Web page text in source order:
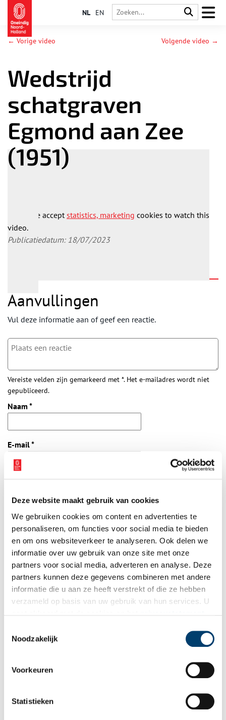
Deze website maakt gebruik van cookies
We gebruiken cookies om content en advertenties te
personaliseren, om functies voor social media te bieden
en om ons websiteverkeer te analyseren. Ook delen we
informatie over uw gebruik van onze site met onze
partners voor social media, adverteren en analyse. Deze
partners kunnen deze gegevens combineren met andere
informatie die u aan ze heeft verstrekt of die ze hebben
verzameld op basis van uw gebruik van hun services. U
Noodzakelijk
Voorkeuren
Statistieken
NL EN
← Vorige video Volgende video →
Wedstrijd
schatgraven
Egmond aan Zee
(1951)
Please acceptstatistics, marketing cookies to watch this
video.
Publicatiedatum: 18/07/2023
Aanvullingen
Vul deze informatie aan of geef een reactie.
Vereiste velden zijn gemarkeerd met *. Het e-mailadres wordt niet
gepubliceerd.
Naam *
E-mail*
Bekijk meer video's